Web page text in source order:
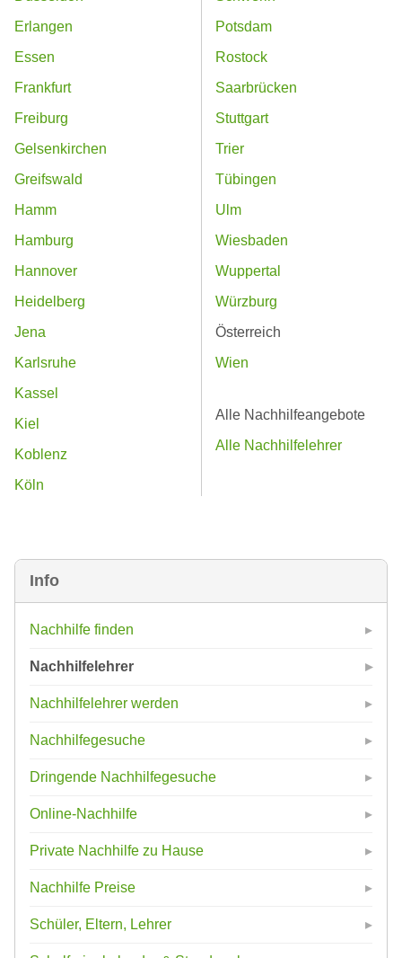
Info
Nachhilfe finden
Nachhilfelehrer
Nachhilfelehrer werden
Nachhilfegesuche
Dringende Nachhilfegesuche
Online-Nachhilfe
Private Nachhilfe zu Hause
Nachhilfe Preise
Schüler, Eltern, Lehrer
Erlangen
Essen
Frankfurt
Freiburg
Gelsenkirchen
Greifswald
Hamm
Hamburg
Hannover
Heidelberg
Jena
Karlsruhe
Kassel
Kiel
Koblenz
Köln
Potsdam
Rostock
Saarbrücken
Stuttgart
Trier
Tübingen
Ulm
Wiesbaden
Wuppertal
Würzburg
Österreich
Wien
Alle Nachhilfeangebote
Alle Nachhilfelehrer